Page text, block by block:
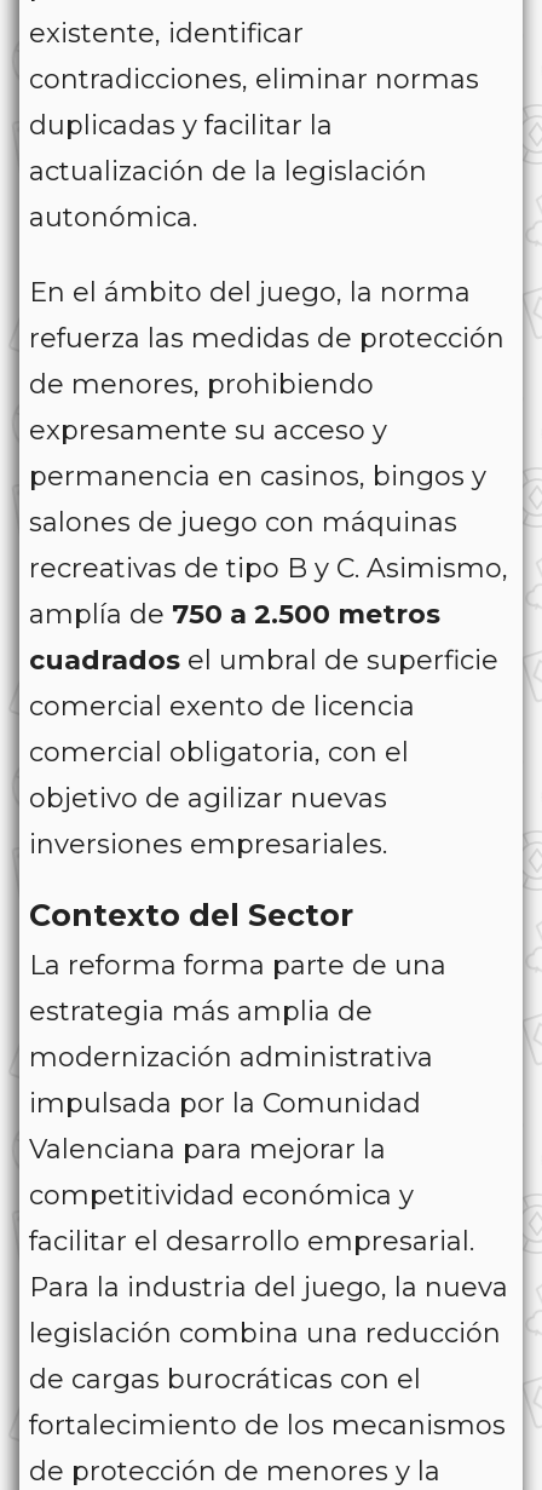
existente, identificar
contradicciones, eliminar normas
duplicadas y facilitar la
actualización de la legislación
autonómica.
En el ámbito del juego, la norma
refuerza las medidas de protección
de menores, prohibiendo
expresamente su acceso y
permanencia en casinos, bingos y
salones de juego con máquinas
recreativas de tipo B y C. Asimismo,
amplía de 750 a 2.500 metros
cuadrados el umbral de superficie
comercial exento de licencia
comercial obligatoria, con el
objetivo de agilizar nuevas
inversiones empresariales.
Contexto del Sector
La reforma forma parte de una
estrategia más amplia de
modernización administrativa
impulsada por la Comunidad
Valenciana para mejorar la
competitividad económica y
facilitar el desarrollo empresarial.
Para la industria del juego, la nueva
legislación combina una reducción
de cargas burocráticas con el
fortalecimiento de los mecanismos
de protección de menores y la